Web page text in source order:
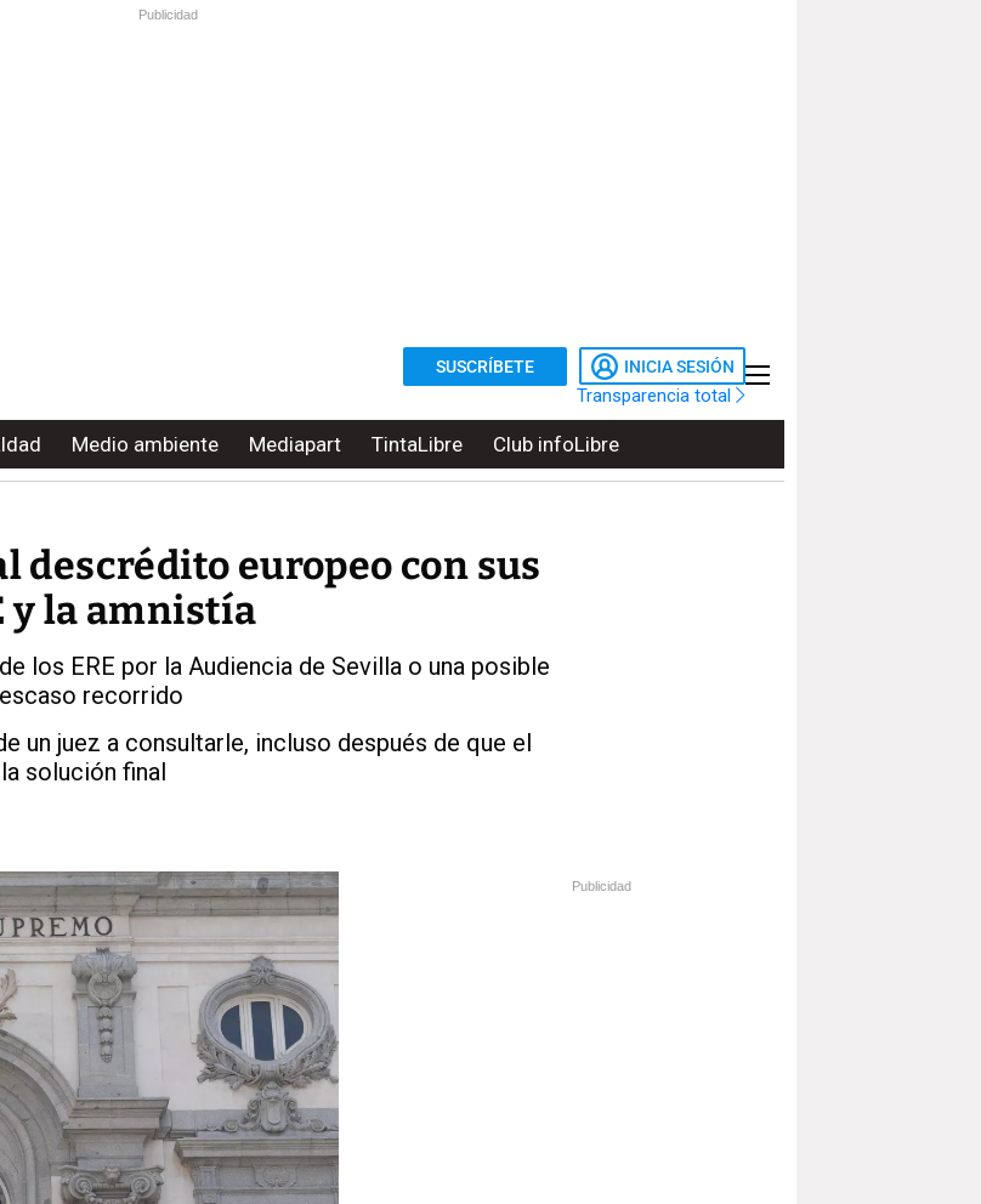
Publicidad
SUSCRÍBETE INICIA SESIÓN
Transparencia total
Medio ambiente Mediapart TintaLibre Club infoLibre
descrédito europeo con sus
y la amnistía
los ERE por la Audiencia de Sevilla o una posible
recorrido
un juez a consultarle, incluso después de que el
solución final
Publicidad